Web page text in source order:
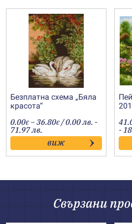
Безплатна схема „Бяла
красота“
0.00€ –36.80€Price
range:
0.00€
through
36.80€
/ 0.00 лв. -
71.97 лв.
виж
-
Свързани